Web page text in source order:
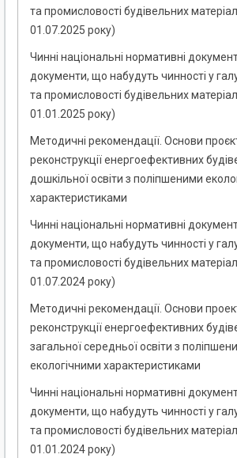
та промисловості будівельних
01.07.2025 року)
Чинні національні нормативні
документи, що набудуть чинності у
та промисловості будівельних
01.01.2025 року)
Методичні рекомендації. Основи
реконструкції енергоефективних
дошкільної освіти з поліпшеними
характеристиками
Чинні національні нормативні
документи, що набудуть чинності у
та промисловості будівельних
01.07.2024 року)
Методичні рекомендації. Основи
реконструкції енергоефективних
загальної середньої освіти з
екологічними характеристиками
Чинні національні нормативні
документи, що набудуть чинності у
та промисловості будівельних
01.01.2024 року)